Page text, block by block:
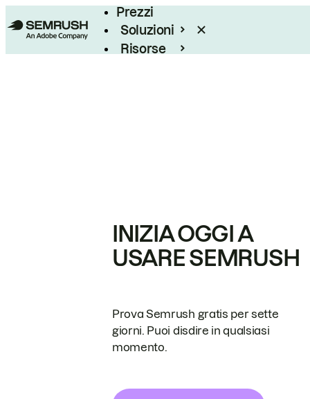
Prezzi
Soluzioni
Risorse
INIZIA OGGI A
USARE SEMRUSH
Prova Semrush gratis per sette
giorni. Puoi disdire in qualsiasi
momento.